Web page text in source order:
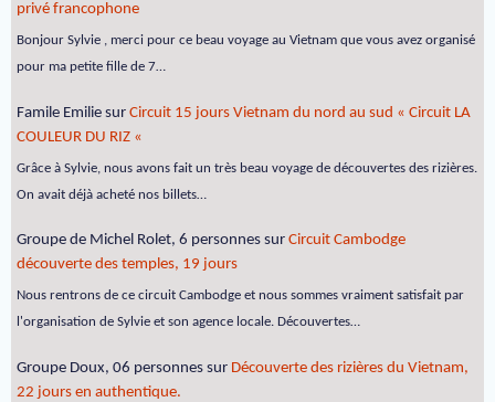
privé francophone
Bonjour Sylvie , merci pour ce beau voyage au Vietnam que vous avez organisé
pour ma petite fille de 7…
Famile Emilie sur Circuit 15 jours Vietnam du nord au sud « Circuit LA
COULEUR DU RIZ «
Grâce à Sylvie, nous avons fait un très beau voyage de découvertes des rizières.
On avait déjà acheté nos billets…
Groupe de Michel Rolet, 6 personnes sur Circuit Cambodge
découverte des temples, 19 jours
Nous rentrons de ce circuit Cambodge et nous sommes vraiment satisfait par
l'organisation de Sylvie et son agence locale. Découvertes…
Groupe Doux, 06 personnes sur Découverte des rizières du Vietnam,
22 jours en authentique.